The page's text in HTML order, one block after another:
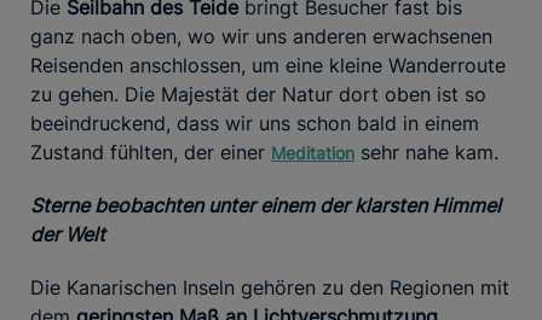
Die Seilbahn des Teide bringt Besucher fast bis
ganz nach oben, wo wir uns anderen erwachsenen
Reisenden anschlossen, um eine kleine Wanderroute
zu gehen. Die Majestät der Natur dort oben ist so
beeindruckend, dass wir uns schon bald in einem
Zustand fühlten, der einer Meditation sehr nahe kam.
Sterne beobachten unter einem der klarsten Himmel
der Welt
Die Kanarischen Inseln gehören zu den Regionen mit